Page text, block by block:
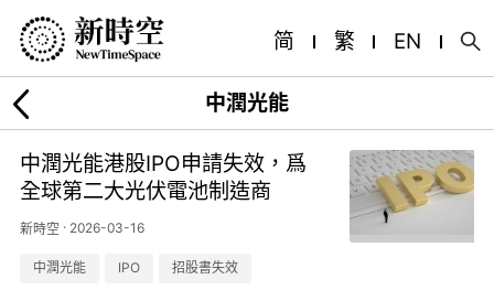
简 繁 EN
中潤光能
中潤光能港股IPO申請失效，爲
全球第二大光伏電池制造商
新時空· 2026-03-16
中潤光能 IPO 招股書失效